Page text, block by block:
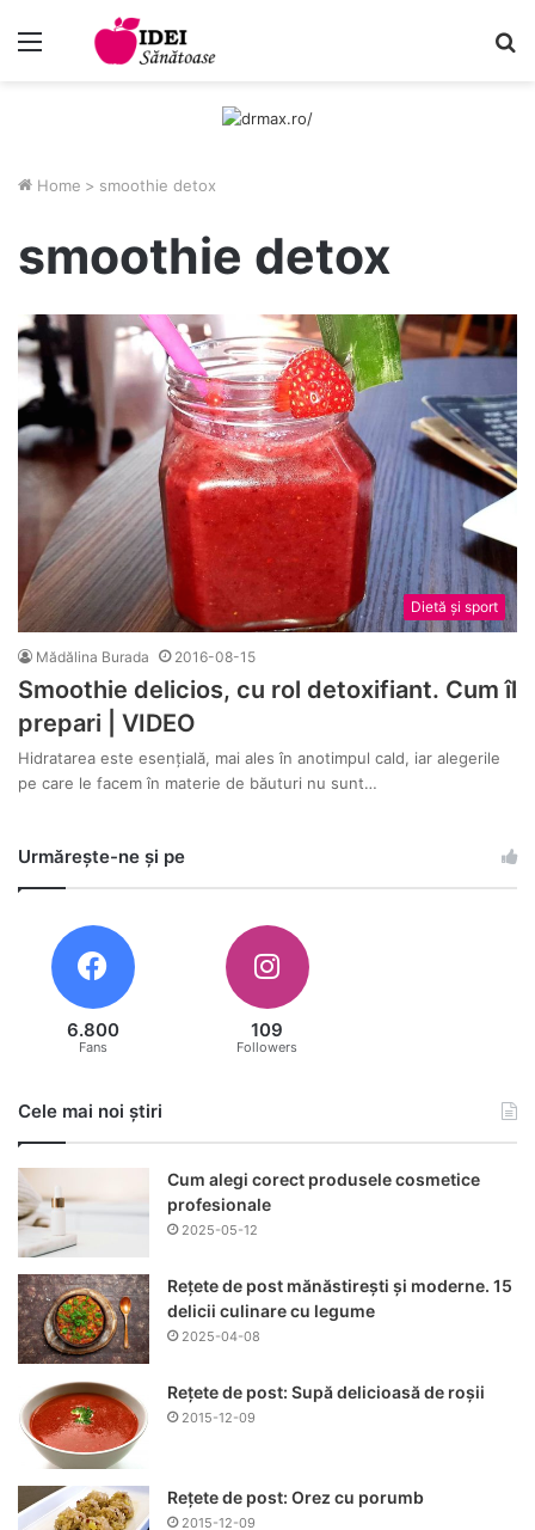
Home > smoothie detox
smoothie detox
Dietă și sport
Mădălina Burada 2016-08-15
Smoothie delicios, cu rol detoxifiant. Cum îl
prepari | VIDEO
Hidratarea este esențială, mai ales în anotimpul cald, iar alegerile
pe care le facem în materie de băuturi nu sunt…
Urmărește-ne și pe
6.800
Fans
109
Followers
Cele mai noi știri
Cum alegi corect produsele cosmetice
profesionale
2025-05-12
Rețete de post mănăstirești și moderne. 15
delicii culinare cu legume
2025-04-08
Rețete de post: Supă delicioasă de roșii
2015-12-09
Rețete de post: Orez cu porumb
2015-12-09